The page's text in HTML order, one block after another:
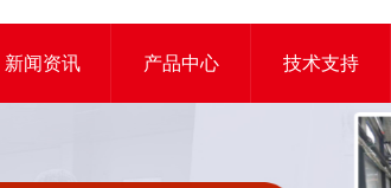
新闻资讯 产品中心 技术支持